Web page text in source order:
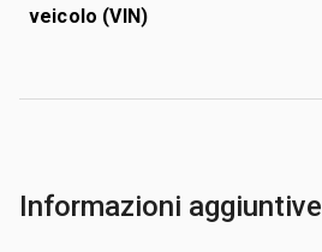
veicolo (VIN)
Informazioni aggiuntive